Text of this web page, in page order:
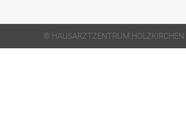
© HAUSARZTZENTRUM HOLZKIRCHEN